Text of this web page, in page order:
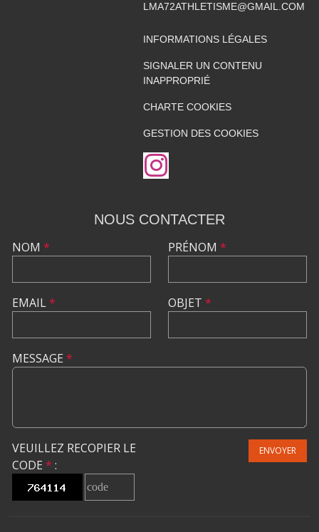
LMA72ATHLETISME@GMAIL.COM
INFORMATIONS LÉGALES
SIGNALER UN CONTENU
INAPPROPRIÉ
CHARTE COOKIES
GESTION DES COOKIES
NOUS CONTACTER
NOM *
EMAIL*
PRÉNOM *
OBJET *
MESSAGE *
VEUILLEZ RECOPIER LE
CODE * :
ENVOYER